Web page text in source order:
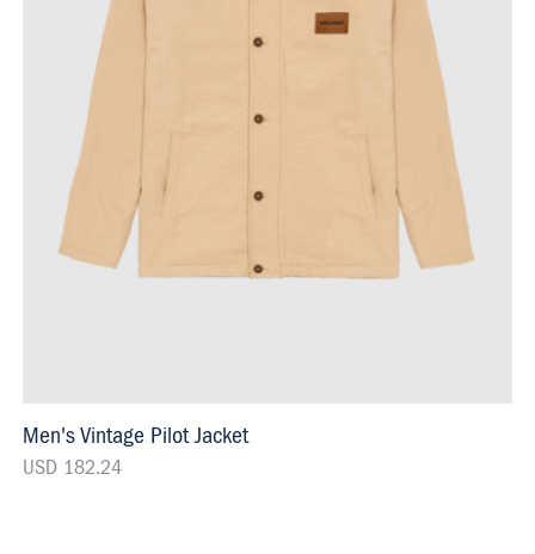
Men's Vintage Pilot Jacket
USD 182.24